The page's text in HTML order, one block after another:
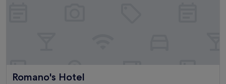
Romano's Hotel
Romano's Hotel